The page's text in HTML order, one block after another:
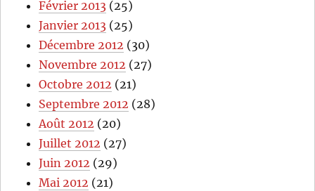
Février 2013 (25)
Janvier 2013 (25)
Décembre 2012 (30)
Novembre 2012 (27)
Octobre 2012 (21)
Septembre 2012 (28)
Août 2012 (20)
Juillet 2012 (27)
Juin 2012 (29)
Mai 2012 (21)